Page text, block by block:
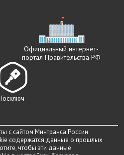
Официальный интернет-
портал Правительства РФ
Госключ
с сайтом Минтранса России
содержатся данные о прошлых
чтобы эти данные